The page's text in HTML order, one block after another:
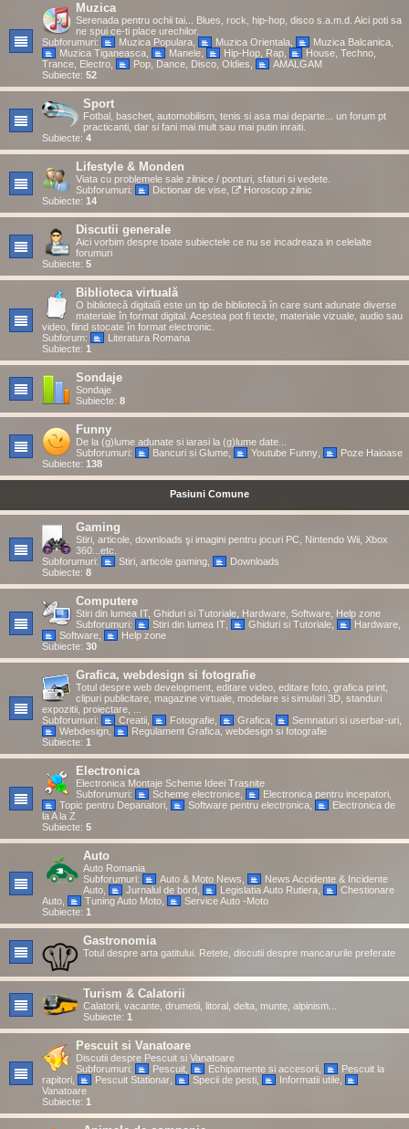
Muzica
Serenada pentru ochii tai... Blues, rock, hip-hop, disco s.a.m.d. Aici poti sa
ne spui ce-ti place urechilor.
Subforumuri:
Muzica Populara, Muzica Orientala, Muzica Balcanica,
Muzica Tiganeasca, Manele, Hip-Hop, Rap,
House, Techno,
Trance, Electro
Pop, Dance, Disco, Oldies
AMALGAM
Subiecte: 52
Sport
Fotbal, baschet, automobilism, tenis si asa mai departe... un forum pt
practicanti, dar si fani mai mult sau mai putin inraiti.
Subiecte: 4
Lifestyle & Monden
Viata cu problemele sale zilnice / ponturi, sfaturi si vedete.
Subforumuri:
Dictionar de vise,
Horoscop zilnic
Subiecte: 14
Discutii generale
Aici vorbim despre toate subiectele ce nu se incadreaza in celelalte
forumuri
Subiecte: 5
Biblioteca virtuală
O bibliotecă digitală este un tip de bibliotecă în care sunt adunate diverse
materiale în format digital. Acestea pot fi texte, materiale vizuale, audio sau
video, fiind stocate în format electronic.
Subforum:
Literatura Romana
Subiecte: 1
Sondaje
Sondaje
Subiecte: 8
Funny
De la (g)lume adunate si iarasi la (g)lume date...
Subforumuri:
Bancuri si Glume, Youtube Funny,
Poze Haioase
Subiecte: 138
Pasiuni Comune
Gaming
Stiri, articole, downloads şi imagini pentru jocuri PC, Nintendo Wii, Xbox
360...etc.
Subforumuri:
Stiri, articole gaming,
Downloads
Subiecte: 8
Computere
Stiri din lumea IT, Ghiduri si Tutoriale, Hardware, Software, Help zone
Subforumuri:
Stiri din lumea IT, Ghiduri si Tutoriale, Hardware,
Software,
Help zone
Subiecte: 30
Grafica, webdesign si fotografie
Totul despre web development, editare video, editare foto, grafica print,
clipuri publicitare, magazine virtuale, modelare si simulari 3D, standuri
expozitii, proiectare, ...
Subforumuri:
Creatii, Fotografie, Grafica, Semnaturi si userbar-uri
Webdesign,
Regulament Grafica, webdesign si fotografie
Subiecte: 1
Electronica
Electronica Montaje Scheme Ideei Trasnite
Subforumuri:
Scheme electronice, Electronica pentru incepatori,
Topic pentru Depanatori, Software pentru electronica,
Electronica de
la A la Z
Subiecte: 5
Auto
Auto Romania
Subforumuri:
Auto & Moto News
News Accidente & Incidente
Auto
Jurnalul de bord, Legislatia Auto Rutiera,
Chestionare
Auto
Tuning Auto Moto,
Service Auto -Moto
Subiecte: 1
Gastronomia
Totul despre arta gatitului. Retete, discutii despre mancarurile preferate
Turism & Calatorii
Calatorii, vacante, drumetii, litoral, delta, munte, alpinism...
Subiecte: 1
Pescuit si Vanatoare
Discutii despre Pescuit si Vanatoare
Subforumuri:
Pescuit, Echipamente si accesorii,
Pescuit la
rapitori
Pescuit Stationar, Specii de pesti, Informatii utile,
Vanatoare
Subiecte: 1